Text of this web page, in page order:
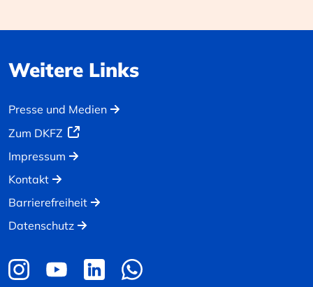
Weitere Links
Presse und Medien
Zum DKFZ
Impressum
Kontakt
Barrierefreiheit
Datenschutz